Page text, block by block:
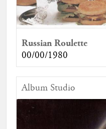
Russian Roulette
00/00/1980
Album Studio